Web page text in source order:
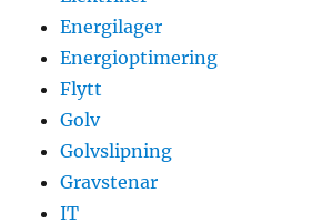
Energilager
Energioptimering
Flytt
Golv
Golvslipning
Gravstenar
IT